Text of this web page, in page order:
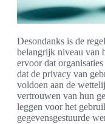
Desondanks is de
belangrijk niveau van
ervoor dat
dat de privacy van
voldoen aan de
vertrouwen van hun
leggen voor het
gegevensgestuurde